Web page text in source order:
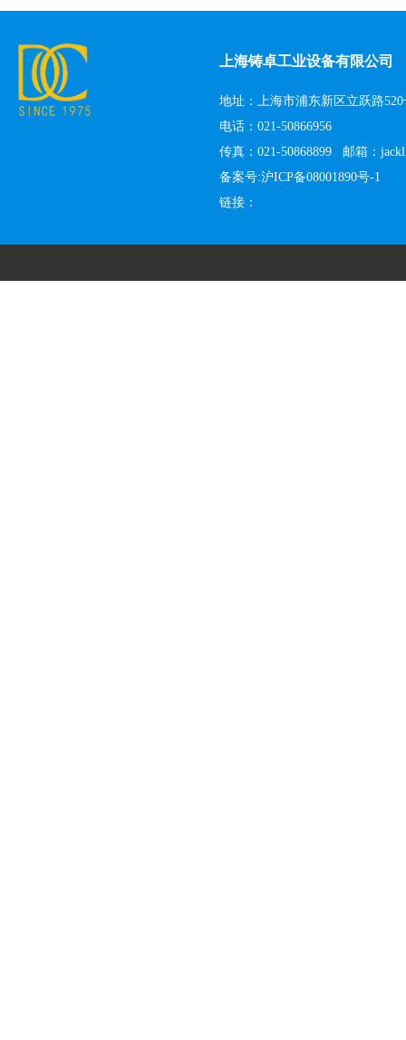
上海铸卓工业设备有限公司
地址：上海市浦东新区立跃路520
电话：021-50866956
传真：021-50868899 邮箱：
备案号:沪ICP备08001890号-1
链接：